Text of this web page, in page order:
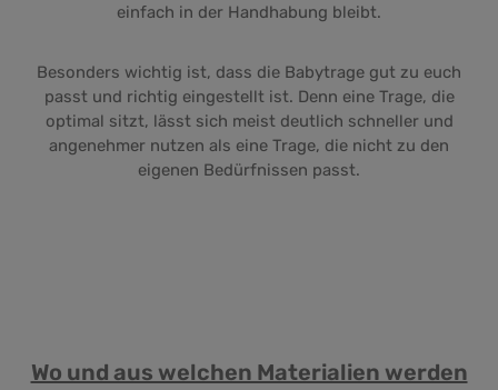
einfach in der Handhabung bleibt.
Besonders wichtig ist, dass die Babytrage gut zu euch
passt und richtig eingestellt ist. Denn eine Trage, die
optimal sitzt, lässt sich meist deutlich schneller und
angenehmer nutzen als eine Trage, die nicht zu den
eigenen Bedürfnissen passt.
Wo und aus welchen Materialien werden